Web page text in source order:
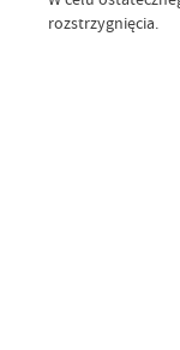
rozstrzygnięcia.